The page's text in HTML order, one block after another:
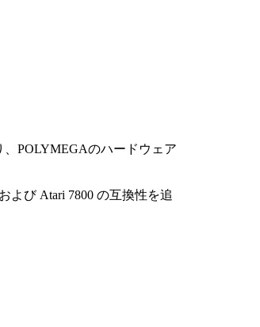
POLYMEGAのハードウェア
よび Atari 7800 の互換性を追